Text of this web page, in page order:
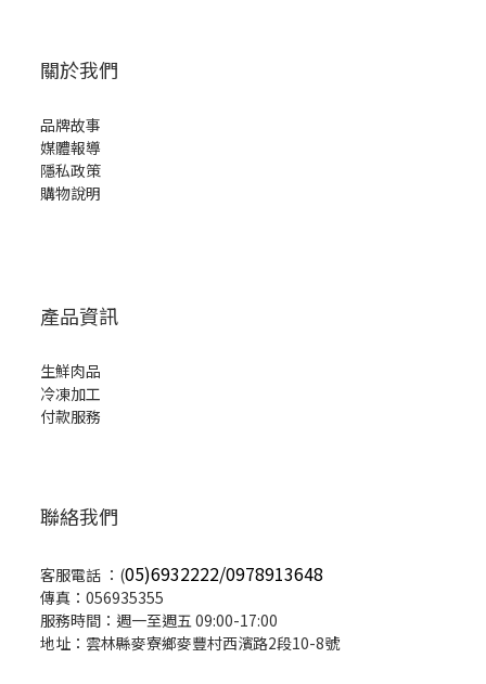
關於我們
品牌故事
媒體報導
隱私政策
購物說明
產品資訊
生鮮肉品
冷凍加工
付款服務
聯絡我們
客服電話 ：(05)6932222/0978913648
傳真：056935355
服務時間：週一至週五 09:00-17:00
地址：雲林縣麥寮鄉麥豐村西濱路2段10-8號